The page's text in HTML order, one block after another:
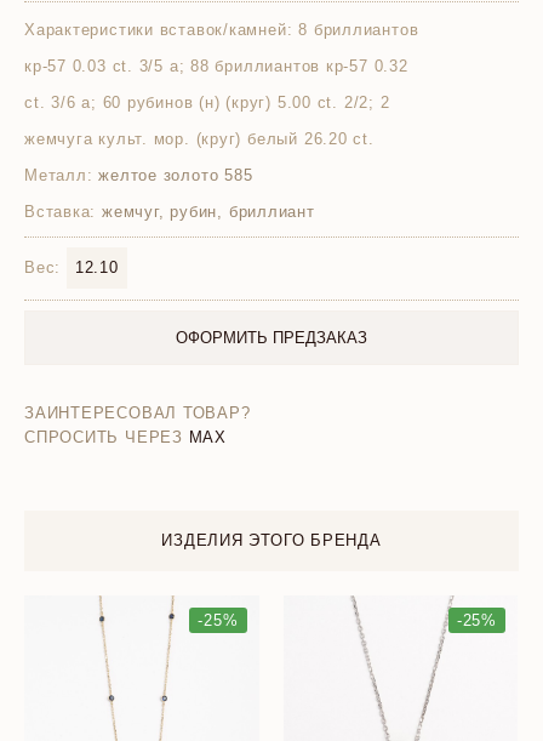
Характеристики вставок/камней: 8 бриллиантов
кр-57 0.03 ct. 3/5 а; 88 бриллиантов кр-57 0.32
ct. 3/6 а; 60 рубинов (н) (круг) 5.00 ct. 2/2; 2
жемчуга культ. мор. (круг) белый 26.20 ct.
Металл: желтое золото 585
Вставка: жемчуг, рубин, бриллиант
Вес: 12.10
ОФОРМИТЬ ПРЕДЗАКАЗ
ЗАИНТЕРЕСОВАЛ ТОВАР?
СПРОСИТЬ ЧЕРЕЗ MAX
ИЗДЕЛИЯ ЭТОГО БРЕНДА
-25% -25%